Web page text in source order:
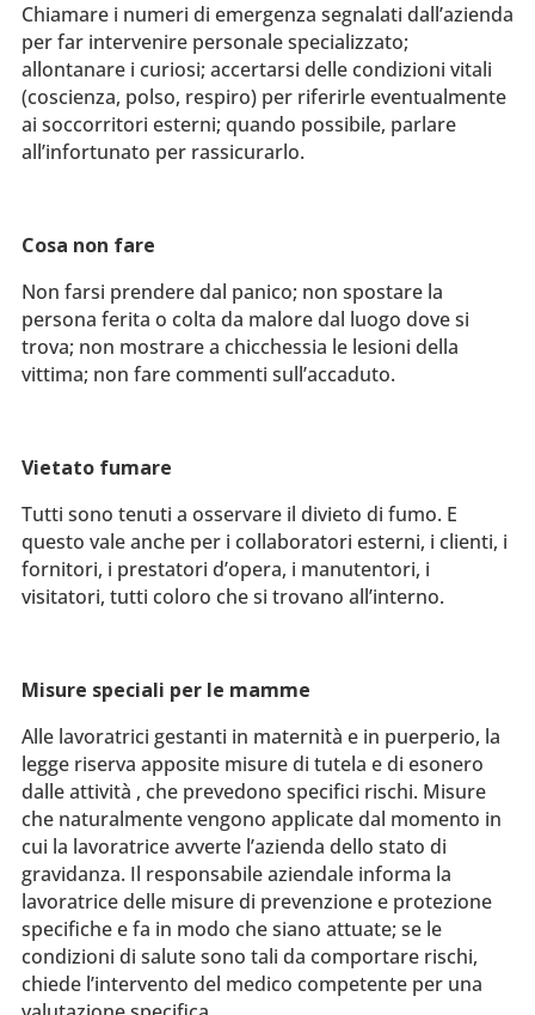
Chiamare i numeri di emergenza segnalati dall’azienda
per far intervenire personale specializzato;
allontanare i curiosi; accertarsi delle condizioni vitali
(coscienza, polso, respiro) per riferirle eventualmente
ai soccorritori esterni; quando possibile, parlare
all’infortunato per rassicurarlo.
Cosa non fare
Non farsi prendere dal panico; non spostare la
persona ferita o colta da malore dal luogo dove si
trova; non mostrare a chicchessia le lesioni della
vittima; non fare commenti sull’accaduto.
Vietato fumare
Tutti sono tenuti a osservare il divieto di fumo. E
questo vale anche per i collaboratori esterni, i clienti, i
fornitori, i prestatori d’opera, i manutentori, i
visitatori, tutti coloro che si trovano all’interno.
Misure speciali per le mamme
Alle lavoratrici gestanti in maternità e in puerperio, la
legge riserva apposite misure di tutela e di esonero
dalle attività , che prevedono specifici rischi. Misure
che naturalmente vengono applicate dal momento in
cui la lavoratrice avverte l’azienda dello stato di
gravidanza. Il responsabile aziendale informa la
lavoratrice delle misure di prevenzione e protezione
specifiche e fa in modo che siano attuate; se le
condizioni di salute sono tali da comportare rischi,
chiede l’intervento del medico competente per una